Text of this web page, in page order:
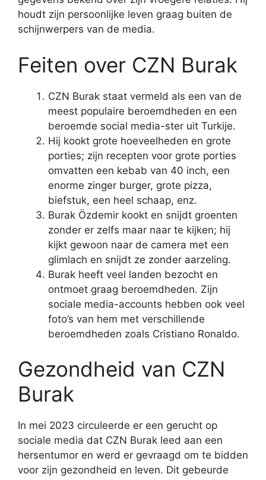
houdt zijn persoonlijke leven graag buiten de
schijnwerpers van de media.
Feiten over CZN Burak
CZN Burak staat vermeld als een van de
meest populaire beroemdheden en een
beroemde social media-ster uit Turkije.
Hij kookt grote hoeveelheden en grote
porties; zijn recepten voor grote porties
omvatten een kebab van 40 inch, een
enorme zinger burger, grote pizza,
biefstuk, een heel schaap, enz.
Burak Özdemir kookt en snijdt groenten
zonder er zelfs maar naar te kijken; hij
kijkt gewoon naar de camera met een
glimlach en snijdt ze zonder aarzeling.
Burak heeft veel landen bezocht en
ontmoet graag beroemdheden. Zijn
sociale media-accounts hebben ook veel
foto’s van hem met verschillende
beroemdheden zoals Cristiano Ronaldo.
Gezondheid van CZN
Burak
In mei 2023 circuleerde er een gerucht op
sociale media dat CZN Burak leed aan een
hersentumor en werd er gevraagd om te bidden
voor zijn gezondheid en leven. Dit gebeurde